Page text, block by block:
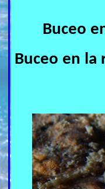
Buceo
Buceo en la